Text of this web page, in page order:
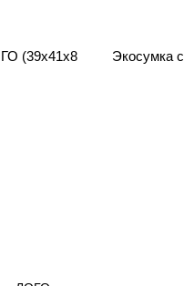
(39х41х8
Экосумка